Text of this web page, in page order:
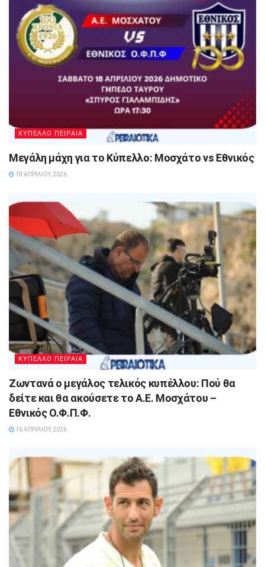
ΚΥΠΕΛΛΟ ΠΕΙΡΑΙΑ
Μεγάλη μάχη για το Κύπελλο: Μοσχάτο vs Εθνικός
18 ΑΠΡΙΛΊΟΥ, 2026
ΚΥΠΕΛΛΟ ΠΕΙΡΑΙΑ
Ζωντανά ο μεγάλος τελικός κυπέλλου: Πού θα
δείτε και θα ακούσετε το Α.Ε. Μοσχάτου –
Εθνικός Ο.Φ.Π.Φ.
16 ΑΠΡΙΛΊΟΥ, 2026